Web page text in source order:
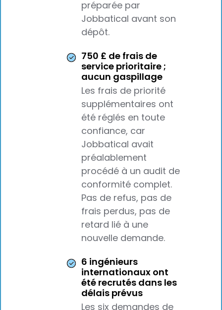
préparée par
Jobbatical avant son
dépôt.
750 £ de frais de
service prioritaire ;
aucun gaspillage
Les frais de priorité
supplémentaires ont
été réglés en toute
confiance, car
Jobbatical avait
préalablement
procédé à un audit de
conformité complet.
Pas de refus, pas de
frais perdus, pas de
retard lié à une
nouvelle demande.
6 ingénieurs
internationaux ont
été recrutés dans les
délais prévus
Les six demandes de